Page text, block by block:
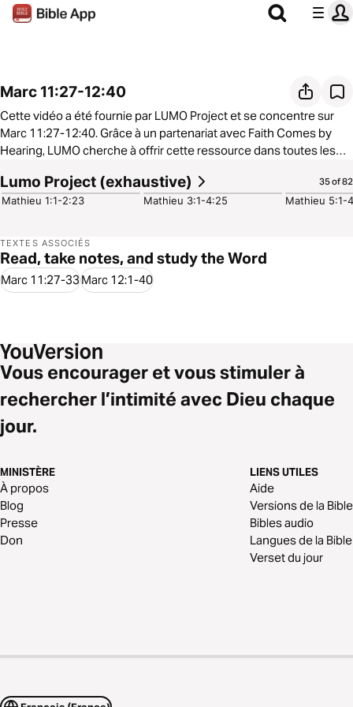
Marc 11:27-12:40
Cette vidéo a été fournie par LUMO Project et se concentre sur
Marc 11:27-12:40. Grâce à un partenariat avec Faith Comes by
Hearing, LUMO cherche à offrir cette ressource dans toutes les
d'entendre et de voir l'Évangile. Pour en savoir plus sur le
partenariat pour obtenir cette ressource incroyable dans toutes
we-do/gospel-films
Lumo Project (exhaustive) 35 of 82
9:33
Mathieu 1:1-2:23
7:31
Mathieu 3:1-4:25 Mathieu 5:1-
TEXTES ASSOCIÉS
Read, take notes, and study the Word
Marc 11:27-33Marc 12:1-40
Vous encourager et vous stimuler à
rechercher l’intimité avec Dieu chaque
jour.
MINISTÈRE
À propos
Blog
Presse
Don
LIENS UTILES
Aide
Versions de la Bible
Bibles audio
Langues de la Bible
Verset du jour